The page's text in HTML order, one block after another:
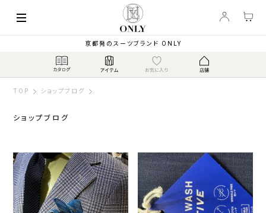
京都発のスーツブランド ONLY
TOP ショップブログ
ショップブログ